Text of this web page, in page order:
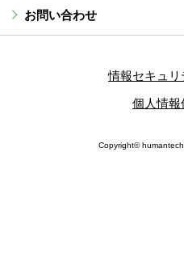
お問い合わせ
情報セキュ
個人情報
Copyright©